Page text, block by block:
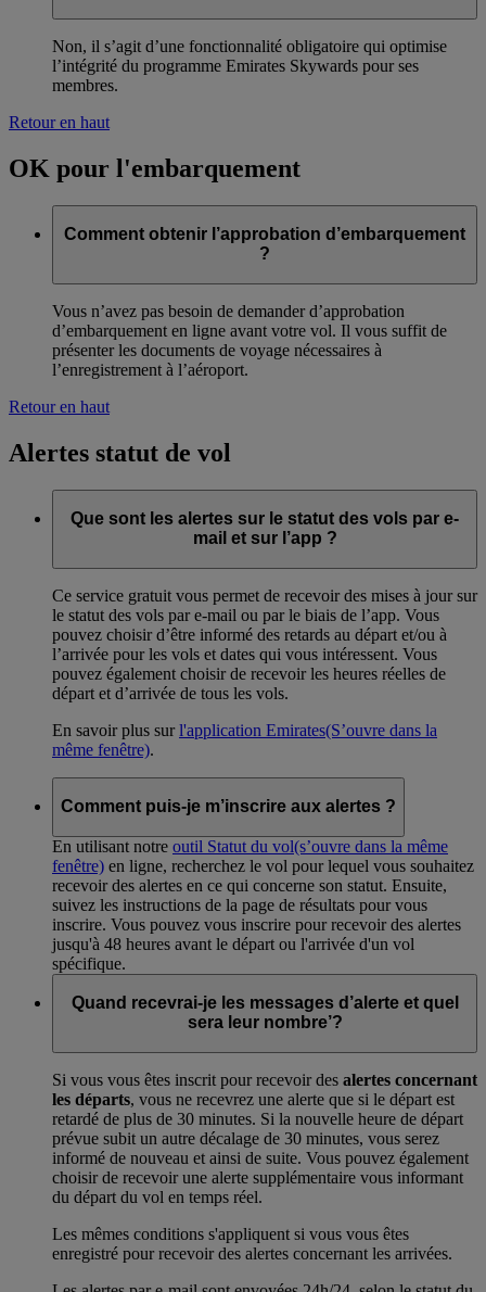
Non, il s’agit d’une fonctionnalité obligatoire qui optimise
l’intégrité du programme Emirates Skywards pour ses
membres.
Retour en haut
OK pour l'embarquement
Comment obtenir l’approbation d’embarquement
?
Vous n’avez pas besoin de demander d’approbation
d’embarquement en ligne avant votre vol. Il vous suffit de
présenter les documents de voyage nécessaires à
l’enregistrement à l’aéroport.
Retour en haut
Alertes statut de vol
Que sont les alertes sur le statut des vols par e-
mail et sur l’app ?
Ce service gratuit vous permet de recevoir des mises à jour sur
le statut des vols par e-mail ou par le biais de l’app. Vous
pouvez choisir d’être informé des retards au départ et/ou à
l’arrivée pour les vols et dates qui vous intéressent. Vous
pouvez également choisir de recevoir les heures réelles de
départ et d’arrivée de tous les vols.
En savoir plus surl'application Emirates(S’ouvre dans la
même fenêtre).
Comment puis-je m’inscrire aux alertes ?
En utilisant notre outil Statut du vol(s’ouvre dans la même
fenêtre) en ligne, recherchez le vol pour lequel vous souhaitez
recevoir des alertes en ce qui concerne son statut. Ensuite,
suivez les instructions de la page de résultats pour vous
inscrire. Vous pouvez vous inscrire pour recevoir des alertes
jusqu'à 48 heures avant le départ ou l'arrivée d'un vol
spécifique.
Quand recevrai-je les messages d’alerte et quel
sera leur nombre’?
Si vous vous êtes inscrit pour recevoir des alertes concernant
les départs, vous ne recevrez une alerte que si le départ est
retardé de plus de 30 minutes. Si la nouvelle heure de départ
prévue subit un autre décalage de 30 minutes, vous serez
informé de nouveau et ainsi de suite. Vous pouvez également
choisir de recevoir une alerte supplémentaire vous informant
du départ du vol en temps réel.
Les mêmes conditions s'appliquent si vous vous êtes
enregistré pour recevoir des alertes concernant les arrivées.